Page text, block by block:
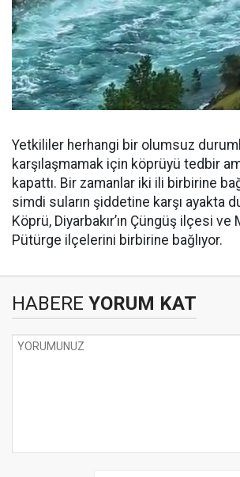
Yetkililer herhangi bir olumsuz
karşılaşmamak için köprüyü tedbir
kapattı. Bir zamanlar iki ili birbirine
simdi suların şiddetine karşı ayakta
Köprü, Diyarbakır’ın Çüngüş ilçesi ve
Pütürge ilçelerini birbirine bağlıyor.
HABERE YORUM KAT